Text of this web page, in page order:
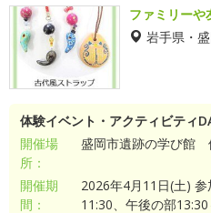
ファミリーや
岩手県・
体験イベント・アクティビティ
開催場
所：
盛岡市遺跡の学び館
開催期
間：
2026年4月11日(土)
11:30、午後の部13:30